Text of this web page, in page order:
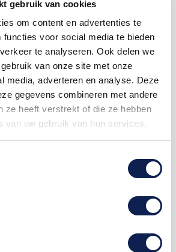
gebruik van cookies
om content en advertenties te
functies voor social media te bieden
te analyseren. Ook delen we
van onze site met onze
media, adverteren en analyse. Deze
gegevens combineren met andere
ze heeft verstrekt of die ze hebben
van uw gebruik van hun services.
€ 1,24 € 101,25
€ 1,13 € 225,00
€ 0,90 € 675,00
€ 0,68 € 1.181,25